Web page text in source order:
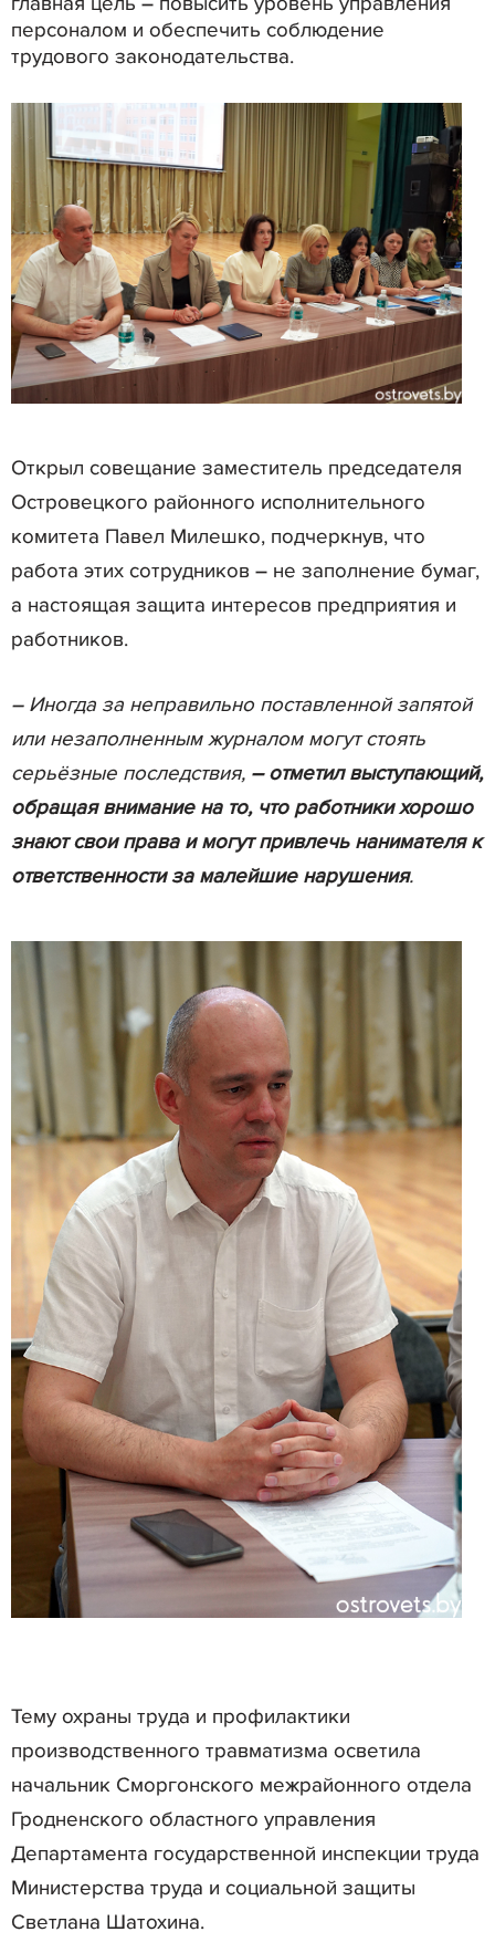
персоналом и обеспечить соблюдение
трудового законодательства.
Открыл совещание заместитель председателя
Островецкого районного исполнительного
комитета Павел Милешко, подчеркнув, что
работа этих сотрудников – не заполнение бумаг,
а настоящая защита интересов предприятия и
работников.
– Иногда за неправильно поставленной запятой
или незаполненным журналом могут стоять
серьёзные последствия, –отметил выступающий,
обращая внимание на то, что работники хорошо
знают свои права и могут привлечь нанимателя к
ответственности за малейшие нарушения.
Тему охраны труда и профилактики
производственного травматизма осветила
начальник Сморгонского межрайонного отдела
Гродненского областного управления
Департамента государственной инспекции труда
Министерства труда и социальной защиты
Светлана Шатохина.